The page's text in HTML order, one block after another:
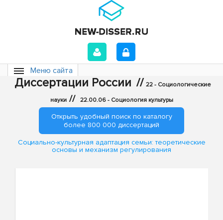
Меню сайта
Диссертации России // 22 - Социологические
науки // 22.00.06 - Социология культуры
Открыть удобный поиск по каталогу
более 800 000 диссертаций
Социально-культурная адаптация семьи: теоретические
основы и механизм регулирования